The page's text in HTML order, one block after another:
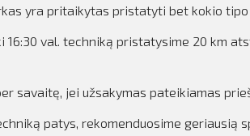
yra pritaikytas pristatyti bet kokio
16:30 val. techniką pristatysime 20 km
savaitę, jei užsakymas pateikiamas
patys, rekomenduosime geriausią